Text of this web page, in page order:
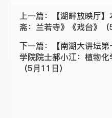
上一篇：
【湖畔放映厅
斋：兰若寺》《戏台》（
下一篇：
【南湖大讲坛
学院院士郝小江：植物
（5月11日）